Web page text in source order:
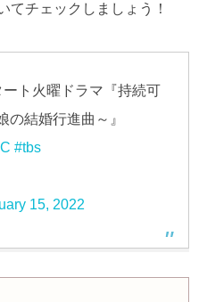
てチェックしましょう！
ート火曜ドラマ『持続可
の結婚行進曲～』
#tbs
15, 2022